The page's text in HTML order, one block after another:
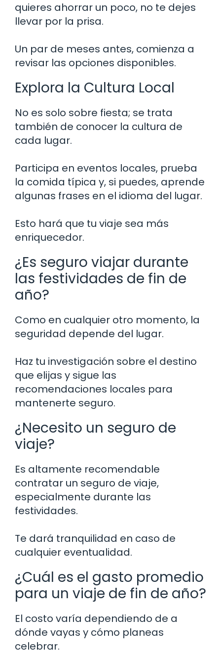
quieres ahorrar un poco, no te dejes
llevar por la prisa.
Un par de meses antes, comienza a
revisar las opciones disponibles.
Explora la Cultura Local
No es solo sobre fiesta; se trata
también de conocer la cultura de
cada lugar.
Participa en eventos locales, prueba
la comida típica y, si puedes, aprende
algunas frases en el idioma del lugar.
Esto hará que tu viaje sea más
enriquecedor.
¿Es seguro viajar durante
las festividades de fin de
año?
Como en cualquier otro momento, la
seguridad depende del lugar.
Haz tu investigación sobre el destino
que elijas y sigue las
recomendaciones locales para
mantenerte seguro.
¿Necesito un seguro de
viaje?
Es altamente recomendable
contratar un seguro de viaje,
especialmente durante las
festividades.
Te dará tranquilidad en caso de
cualquier eventualidad.
¿Cuál es el gasto promedio
para un viaje de fin de año?
El costo varía dependiendo de a
dónde vayas y cómo planeas
celebrar.